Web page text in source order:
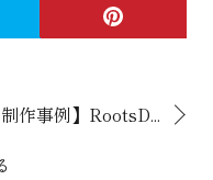
制作事例】RootsD...